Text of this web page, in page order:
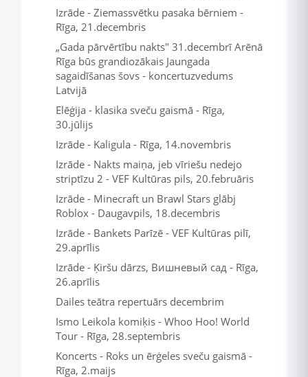
Izrāde - Ziemassvētku pasaka bērniem -
Rīga, 21.decembris
„Gada pārvērtību nakts" 31.decembrī Arēnā
Rīga būs grandiozākais Jaungada
sagaidīšanas šovs - koncertuzvedums
Latvijā
Elēģija - klasika sveču gaismā - Rīga,
30.jūlijs
Izrāde - Kaligula - Rīga, 14.novembris
Izrāde - Nakts maiņa, jeb vīriešu nedejo
striptīzu 2 - VEF Kultūras pils, 20.februāris
Izrāde - Minecraft un Brawl Stars glābj
Roblox - Daugavpils, 18.decembris
Izrāde - Bankets Parīzē - VEF Kultūras pilī,
29.aprīlis
Izrāde - Ķiršu dārzs, Вишневый сад - Rīga,
26.aprīlis
Dailes teātra repertuārs decembrim
Ismo Leikola komiķis - Whoo Hoo! World
Tour - Rīga, 28.septembris
Koncerts - Roks un ērģeles sveču gaismā -
Rīga, 2.maijs